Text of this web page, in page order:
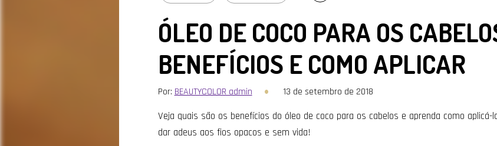
ÓLEO DE COCO PARA OS
BENEFÍCIOS E COMO APLICAR
Por:BEAUTYCOLOR admin 13 de setembro de 2018
Veja quais são os benefícios do óleo de coco para os cabelos e aprenda como aplicá-
dar adeus aos fios opacos e sem vida!